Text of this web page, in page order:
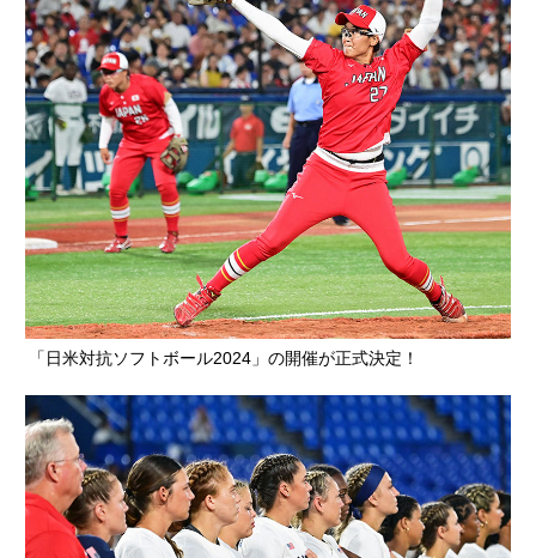
「日米対抗ソフトボール2024」の開催が正式決定！